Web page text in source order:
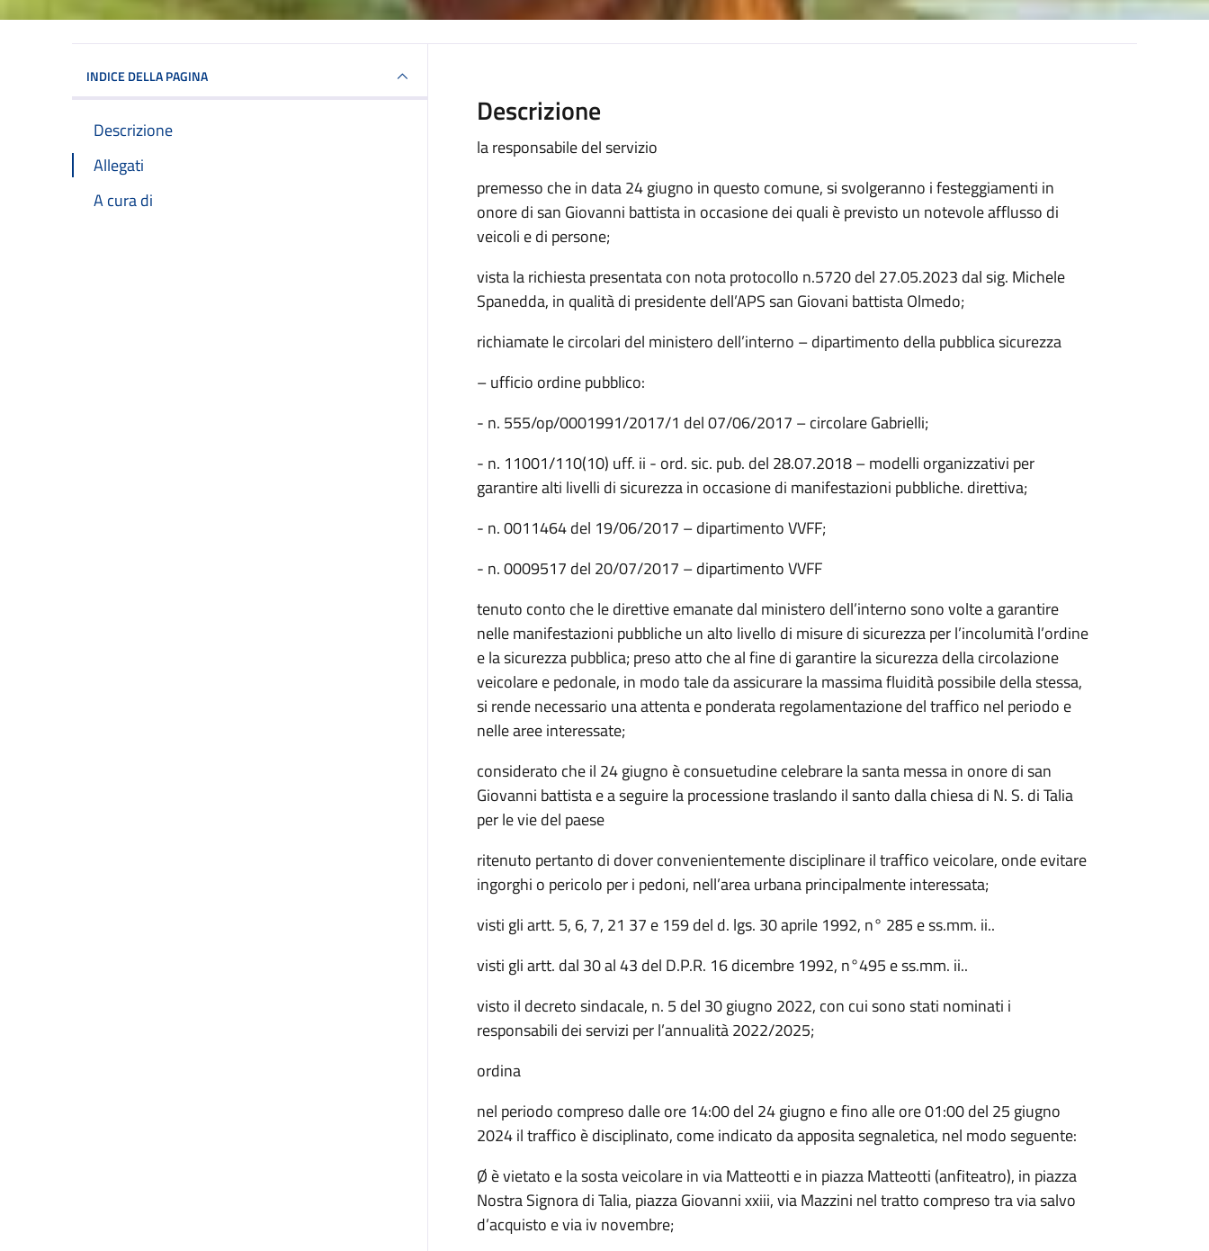
INDICE DELLA PAGINA
Descrizione
Allegati
A cura di
Descrizione
la responsabile del servizio
premesso che in data 24 giugno in questo comune, si svolgeranno i festeggiamenti in
onore di san Giovanni battista in occasione dei quali è previsto un notevole afflusso di
veicoli e di persone;
vista la richiesta presentata con nota protocollo n.5720 del 27.05.2023 dal sig. Michele
Spanedda, in qualità di presidente dell’APS san Giovani battista Olmedo;
richiamate le circolari del ministero dell’interno – dipartimento della pubblica sicurezza
– ufficio ordine pubblico:
- n. 555/op/0001991/2017/1 del 07/06/2017 – circolare Gabrielli;
- n. 11001/110(10) uff. ii - ord. sic. pub. del 28.07.2018 – modelli organizzativi per
garantire alti livelli di sicurezza in occasione di manifestazioni pubbliche. direttiva;
- n. 0011464 del 19/06/2017 – dipartimento VVFF;
- n. 0009517 del 20/07/2017 – dipartimento VVFF
tenuto conto che le direttive emanate dal ministero dell’interno sono volte a garantire
nelle manifestazioni pubbliche un alto livello di misure di sicurezza per l’incolumità l’ordine
e la sicurezza pubblica; preso atto che al fine di garantire la sicurezza della circolazione
veicolare e pedonale, in modo tale da assicurare la massima fluidità possibile della stessa,
si rende necessario una attenta e ponderata regolamentazione del traffico nel periodo e
nelle aree interessate;
considerato che il 24 giugno è consuetudine celebrare la santa messa in onore di san
Giovanni battista e a seguire la processione traslando il santo dalla chiesa di N. S. di Talia
per le vie del paese
ritenuto pertanto di dover convenientemente disciplinare il traffico veicolare, onde evitare
ingorghi o pericolo per i pedoni, nell’area urbana principalmente interessata;
visti gli artt. 5, 6, 7, 21 37 e 159 del d. lgs. 30 aprile 1992, n° 285 e ss.mm. ii..
visti gli artt. dal 30 al 43 del D.P.R. 16 dicembre 1992, n°495 e ss.mm. ii..
visto il decreto sindacale, n. 5 del 30 giugno 2022, con cui sono stati nominati i
responsabili dei servizi per l’annualità 2022/2025;
ordina
nel periodo compreso dalle ore 14:00 del 24 giugno e fino alle ore 01:00 del 25 giugno
2024 il traffico è disciplinato, come indicato da apposita segnaletica, nel modo seguente:
Ø è vietato e la sosta veicolare in via Matteotti e in piazza Matteotti (anfiteatro), in piazza
Nostra Signora di Talia, piazza Giovanni xxiii, via Mazzini nel tratto compreso tra via salvo
d’acquisto e via iv novembre;